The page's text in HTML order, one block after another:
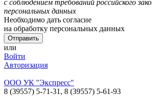
с соблюдением требований российского
персональных данных
Необходимо дать согласие
на обработку персональных данных
или
Войти
Авторизация
ООО УК "Экспресс"
8 (39557) 5-71-31, 8 (39557) 5-61-93